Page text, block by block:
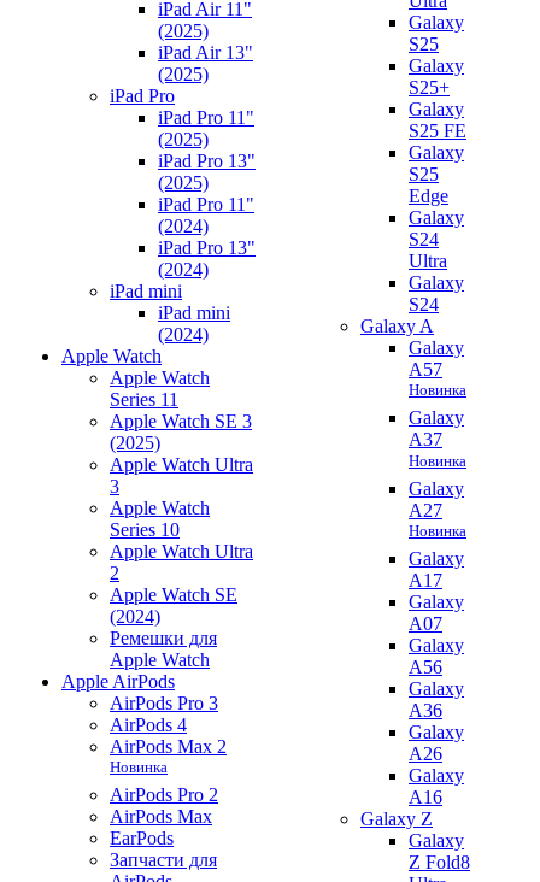
iPad Air 11"
(2025)
iPad Air 13"
(2025)
iPad Pro
iPad Pro 11"
(2025)
iPad Pro 13"
(2025)
iPad Pro 11"
(2024)
iPad Pro 13"
(2024)
iPad mini
iPad mini
(2024)
Apple Watch
Apple Watch
Series 11
Apple Watch SE 3
(2025)
Apple Watch Ultra
3
Apple Watch
Series 10
Apple Watch Ultra
2
Apple Watch SE
(2024)
Ремешки для
Apple Watch
Apple AirPods
AirPods Pro 3
AirPods 4
AirPods Max 2
Новинка
AirPods Pro 2
AirPods Max
EarPods
Запчасти для
Galaxy
S25
Galaxy
S25+
Galaxy
S25 FE
Galaxy
S25
Edge
Galaxy
S24
Ultra
Galaxy
S24
Galaxy A
Galaxy
A57
Новинка
Galaxy
A37
Новинка
Galaxy
A27
Новинка
Galaxy
A17
Galaxy
A07
Galaxy
A56
Galaxy
A36
Galaxy
A26
Galaxy
A16
Galaxy Z
Galaxy
Z Fold8